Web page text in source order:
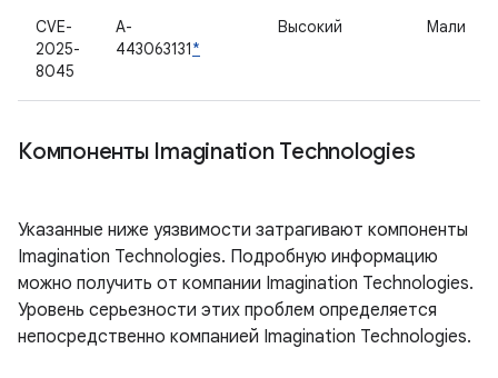
CVE-
2025-
8045
A-
443063131*
Высокий Мали
Компоненты Imagination Technologies
Указанные ниже уязвимости затрагивают компоненты
Imagination Technologies. Подробную информацию
можно получить от компании Imagination Technologies.
Уровень серьезности этих проблем определяется
непосредственно компанией Imagination Technologies.